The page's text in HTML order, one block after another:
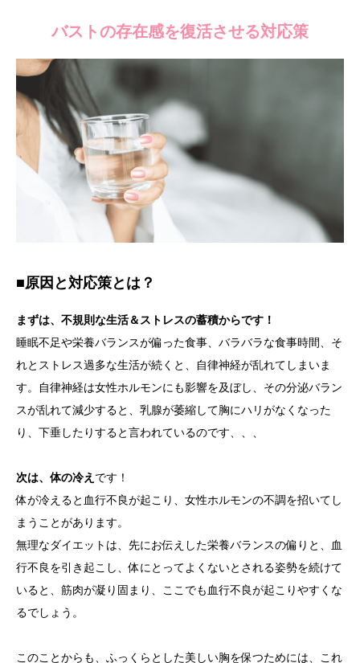
バストの存在感を復活させる対応策
■原因と対応策とは？
まずは、不規則な生活＆ストレスの蓄積からです！
睡眠不足や栄養バランスが偏った食事、バラバラな食事時間、そ
れとストレス過多な生活が続くと、自律神経が乱れてしまいま
す。自律神経は女性ホルモンにも影響を及ぼし、その分泌バラン
スが乱れて減少すると、乳腺が萎縮して胸にハリがなくなった
り、下垂したりすると言われているのです、、、
次は、体の冷え です！
体が冷えると血行不良が起こり、女性ホルモンの不調を招いてし
まうことがあります。
無理なダイエットは、先にお伝えした栄養バランスの偏りと、血
行不良を引き起こし、体にとってよくないとされる姿勢を続けて
いると、筋肉が凝り固まり、ここでも血行不良が起こりやすくな
るでしょう。
このことからも、ふっくらとした美しい胸を保つためには、これ